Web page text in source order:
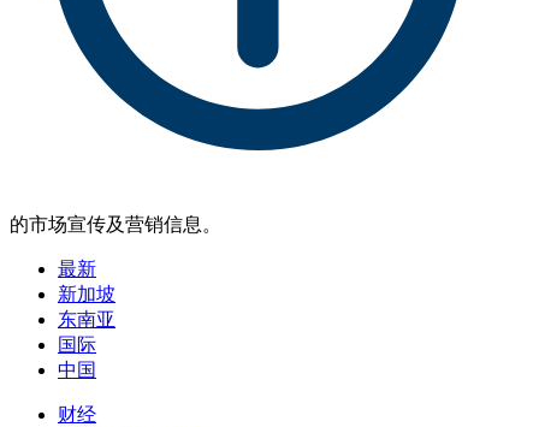
的市场宣传及营销信息。
最新
新加坡
东南亚
国际
中国
财经